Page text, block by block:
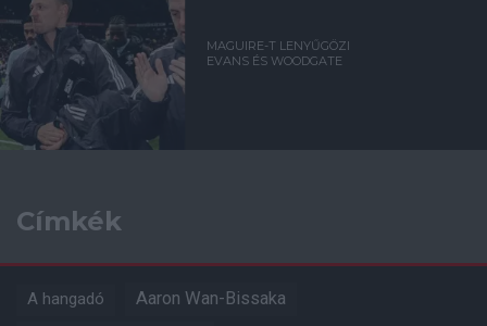
MAGUIRE-T LENYŰGÖZI
EVANS ÉS WOODGATE
Címkék
A hangadó Aaron Wan-Bissaka